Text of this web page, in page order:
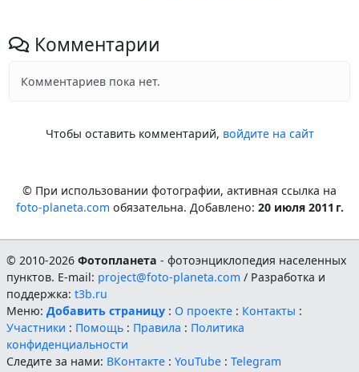
Комментарии
Комментариев пока нет.
Чтобы оставить комментарий, войдите на сайт
© При использовании фотографии, активная ссылка на
foto-planeta.com обязательна. Добавлено: 20 июля 2011 г.
© 2010-2026Фотопланета - фотоэнциклопедия населенных
пунктов. E-mail: project@foto-planeta.com / Разработка и
поддержка:t3b.ru
Меню:Добавить страницу : О проекте : Контакты :
Участники : Помощь : Правила : Политика
конфиденциальности
Следите за нами: ВКонтакте :YouTube :Telegram